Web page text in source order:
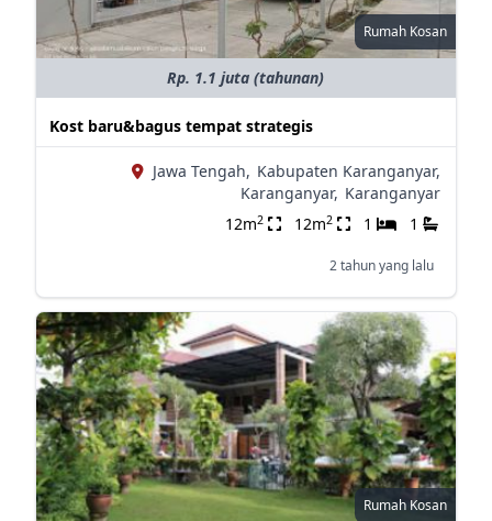
Rumah Kosan
Rp. 1.1 juta (tahunan)
Kost baru&bagus tempat strategis
Jawa Tengah, Kabupaten Karanganyar,
Karanganyar, Karanganyar
12m2 12m2 1 1
2 tahun yang lalu
Rumah Kosan